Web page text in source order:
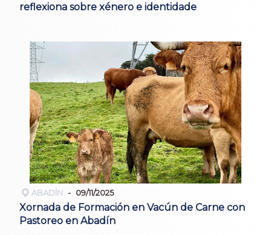
reflexiona sobre xénero e identidade
ABADÍN 09/11/2025
Xornada de Formación en Vacún de Carne con
Pastoreo en Abadín